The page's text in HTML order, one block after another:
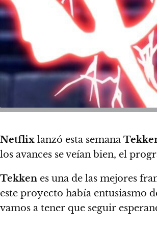
Netflix lanzó esta semana
los avances se veían bien, el
Tekken es una de las mejores
este proyecto había entusiasmo
vamos a tener que seguir